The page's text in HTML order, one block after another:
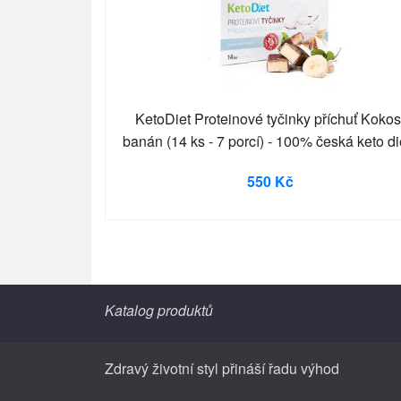
KetoDiet Proteinové tyčinky příchuť
banán (14 ks - 7 porcí) - 100% česká keto
550 Kč
Katalog produktů
Zdravý životní styl přináší řadu výhod